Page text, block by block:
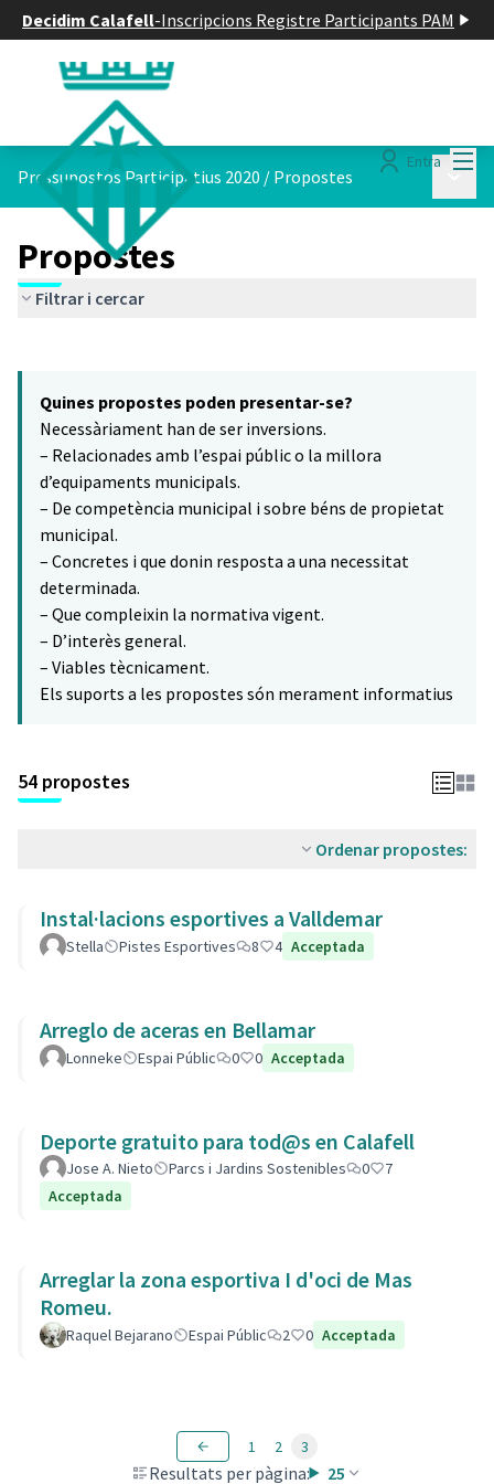
Decidim Calafell-Inscripcions Registre Participants PAM
Entra
Pressupostos Participatius 2020 / Propostes
Propostes
Filtrar i cercar
−
Quines propostes poden presentar-se?
Necessàriament han de ser inversions.
– Relacionades amb l’espai públic o la millora
d’equipaments municipals.
– De competència municipal i sobre béns de propietat
municipal.
– Concretes i que donin resposta a una necessitat
determinada.
– Que compleixin la normativa vigent.
– D’interès general.
– Viables tècnicament.
Els suports a les propostes són merament informatius
54 propostes
Ordenar propostes:
Instal·lacions esportives a Valldemar
Stella Pistes Esportives 8 4 Acceptada
Arreglo de aceras en Bellamar
Lonneke Espai Públic 0 0 Acceptada
Deporte gratuito para tod@s en Calafell
Jose A. Nieto Parcs i Jardins Sostenibles 0
7
Acceptada
Arreglar la zona esportiva I d'oci de Mas
Romeu.
Raquel Bejarano Espai Públic 2 0 Acceptada
Resultats per pàgina: 25
1 2 3